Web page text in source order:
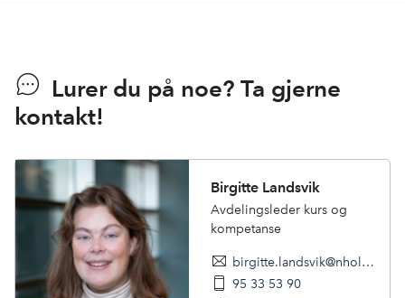
Lurer du på noe? Ta gjerne
kontakt!
Birgitte Landsvik
Avdelingsleder kurs og
kompetanse
birgitte.landsvik@nholt.no
95 33 53 90